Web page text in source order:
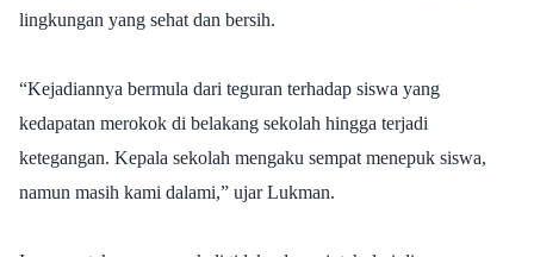
lingkungan yang sehat dan bersih.
“Kejadiannya bermula dari teguran terhadap siswa yang
kedapatan merokok di belakang sekolah hingga terjadi
ketegangan. Kepala sekolah mengaku sempat menepuk siswa,
namun masih kami dalami,” ujar Lukman.